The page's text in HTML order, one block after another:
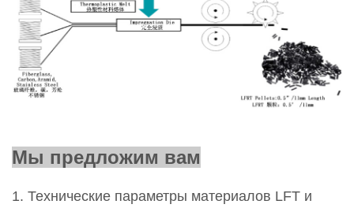
Мы предложим вам
1. Технические параметры материалов LFT и